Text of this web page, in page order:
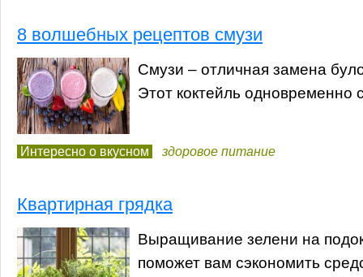
8 волшебных рецептов смузи
Смузи – отличная замена
Этот коктейль одновременно
Интересно о вкусном здоровое питание
Квартирная грядка
Выращивание зелени на
поможет вам сэкономить